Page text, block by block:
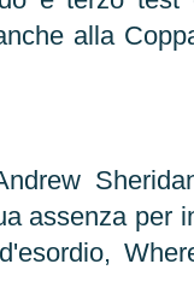
alla
assenza per